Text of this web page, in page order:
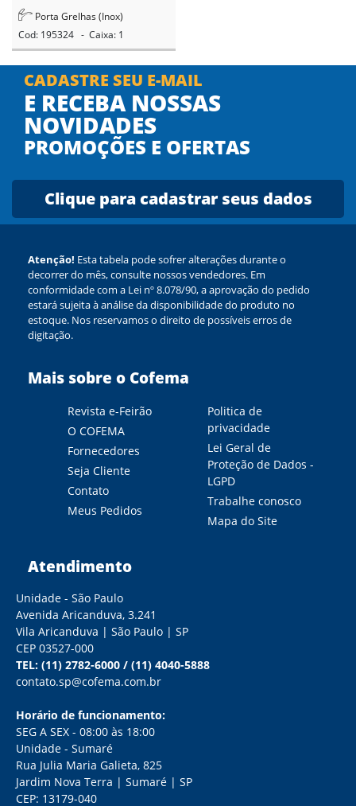
Porta Grelhas (Inox)
Cod: 195324 - Caixa: 1
CADASTRE SEU E-MAIL
E RECEBA NOSSAS
NOVIDADES
PROMOÇÕES E OFERTAS
Clique para cadastrar seus dados
Atenção! Esta tabela pode sofrer alterações durante o
decorrer do mês, consulte nossos vendedores. Em
conformidade com a Lei nº 8.078/90, a aprovação do pedido
estará sujeita à análise da disponibilidade do produto no
estoque. Nos reservamos o direito de possíveis erros de
digitação.
Mais sobre o Cofema
Revista e-Feirão
O COFEMA
Fornecedores
Seja Cliente
Contato
Meus Pedidos
Politica de
privacidade
Lei Geral de
Proteção de Dados -
LGPD
Trabalhe conosco
Mapa do Site
Atendimento
Unidade - São Paulo
Avenida Aricanduva, 3.241
Vila Aricanduva | São Paulo | SP
CEP 03527-000
TEL: (11) 2782-6000 / (11) 4040-5888
contato.sp@cofema.com.br
Horário de funcionamento:
SEG A SEX - 08:00 às 18:00
Unidade - Sumaré
Rua Julia Maria Galieta, 825
Jardim Nova Terra | Sumaré | SP
CEP: 13179-040